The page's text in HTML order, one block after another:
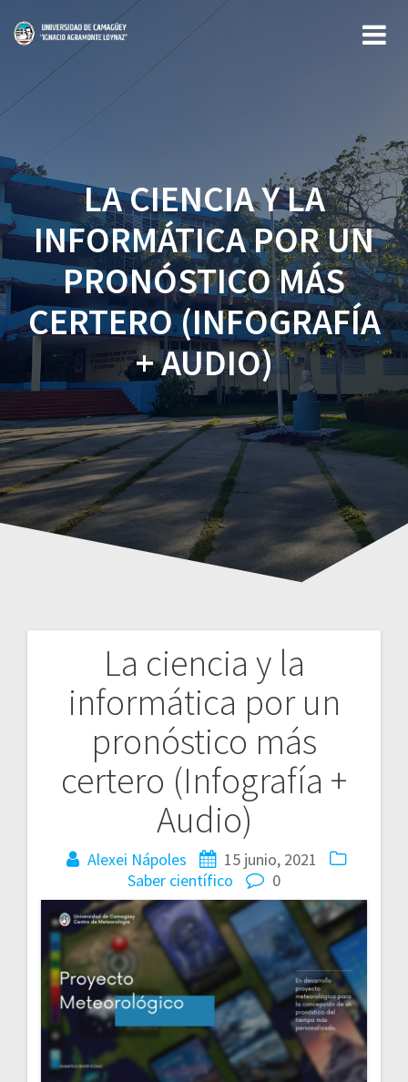
LA CIENCIA Y LA
INFORMÁTICA POR UN
PRONÓSTICO MÁS
CERTERO (INFOGRAFÍA
+ AUDIO)
La ciencia y la
informática por un
pronóstico más
certero (Infografía +
Audio)
Alexei Nápoles
15 junio, 2021
Saber científico
0
Navegación
entradas